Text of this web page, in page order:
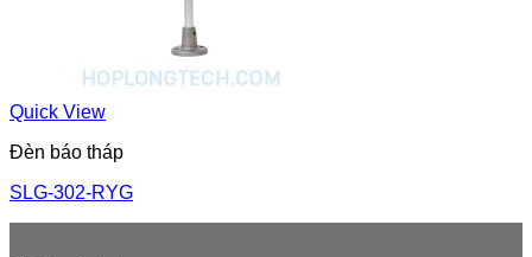
Quick View
Đèn báo tháp
SLG-302-RYG